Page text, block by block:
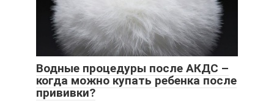
Водные процедуры после АКДС –
когда можно купать ребенка после
прививки?